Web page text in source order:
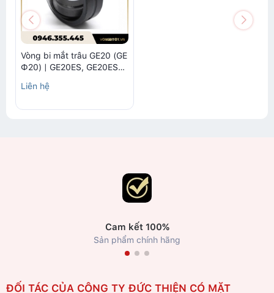
Vòng bi mắt trâu GE20 (GE
Ф20) | GE20ES, GE20ES-
Liên hệ
Cam kết 100%
Sản phẩm chính hãng
ĐỐI TÁC CỦA CÔNG TY ĐỨC THIỆN CÓ MẶT